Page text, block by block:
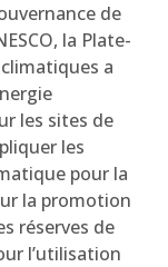
de
la Plate-
a
les sites de
les
pour la
la promotion
réserves de
l’utilisation